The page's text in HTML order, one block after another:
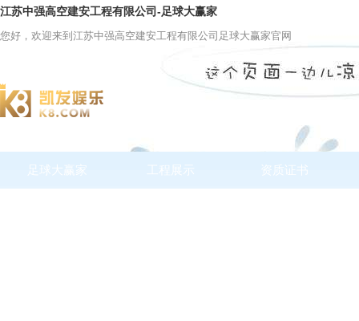
江苏中强高空建安工程有限公司-足球大赢家
您好，欢迎来到江苏中强高空建安工程有限公司足球大赢家官网
足球大赢家 工程展示 资质证书